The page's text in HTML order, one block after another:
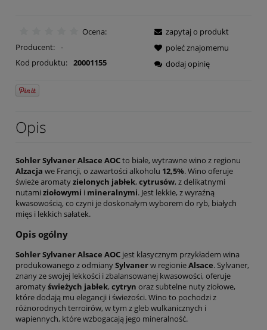
Ocena:
Producent: -
Kod produktu: 20001155
zapytaj o produkt
poleć znajomemu
dodaj opinię
Opis
Sohler Sylvaner Alsace AOCto białe, wytrawne wino z regionu
Alzacja we Francji, o zawartości alkoholu 12,5%. Wino oferuje
świeże aromatyzielonych jabłek, cytrusów, z delikatnymi
nutami ziołowymi i mineralnymi. Jest lekkie, z wyraźną
kwasowością, co czyni je doskonałym wyborem do ryb, białych
mięs i lekkich sałatek.
Opis ogólny
Sohler Sylvaner Alsace AOC jest klasycznym przykładem wina
produkowanego z odmianySylvanerw regionieAlsace. Sylvaner,
znany ze swojej lekkości i zbalansowanej kwasowości, oferuje
aromatyświeżych jabłek, cytryn oraz subtelne nuty ziołowe,
które dodają mu elegancji i świeżości. Wino to pochodzi z
różnorodnych terroirów, w tym z gleb wulkanicznych i
wapiennych, które wzbogacają jego mineralność.